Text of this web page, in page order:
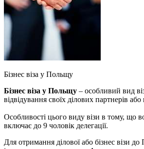
Бізнес віза у Польщу
Бізнес віза у Польщу – особливий вид
відвідування своїх ділових партнерів
Особливості цього виду візи в тому, що
включає до 9 чоловік делегації.
Для отримання ділової або бізнес візи